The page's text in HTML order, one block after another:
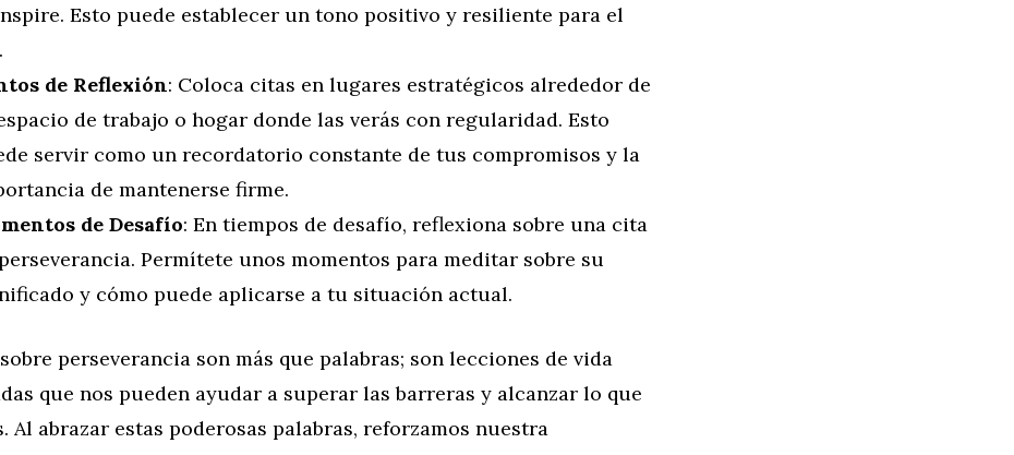
Esto puede establecer un tono positivo y resiliente para el
de Reflexión: Coloca citas en lugares estratégicos alrededor de
de trabajo o hogar donde las verás con regularidad. Esto
servir como un recordatorio constante de tus compromisos y la
de mantenerse firme.
de Desafío: En tiempos de desafío, reflexiona sobre una cita
Permítete unos momentos para meditar sobre su
y cómo puede aplicarse a tu situación actual.
perseverancia son más que palabras; son lecciones de vida
que nos pueden ayudar a superar las barreras y alcanzar lo que
Al abrazar estas poderosas palabras, reforzamos nuestra